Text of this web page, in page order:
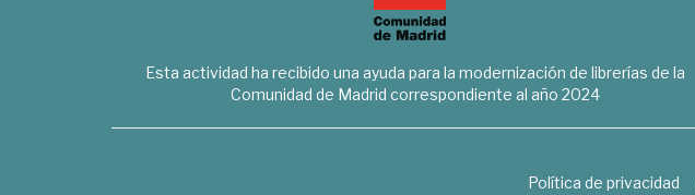
Esta actividad ha recibido una ayuda para la modernización de librerías de la
Comunidad de Madrid correspondiente al año 2024
Política de privacidad